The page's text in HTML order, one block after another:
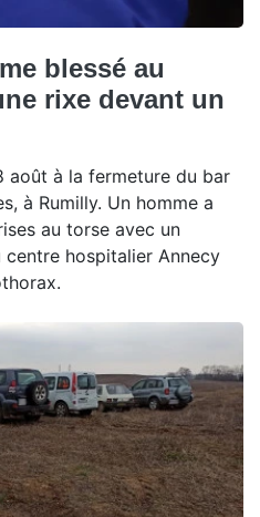
blessé au
rixe devant un
août à la fermeture du bar
à Rumilly. Un homme a
au torse avec un
hospitalier Annecy